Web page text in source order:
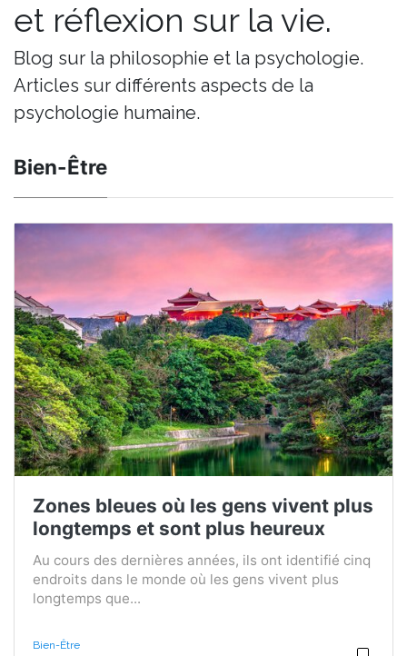
et réflexion sur la vie.
Blog sur la philosophie et la psychologie.
Articles sur différents aspects de la
psychologie humaine.
Bien-Être
Zones bleues où les gens vivent plus
longtemps et sont plus heureux
Au cours des dernières années, ils ont identifié cinq
endroits dans le monde où les gens vivent plus
longtemps que...
Bien-Être